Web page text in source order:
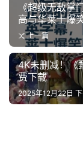
《超级无敌掌
高与华莱士爆
上一篇
4K未删减！《
费下载
2025年12月22日